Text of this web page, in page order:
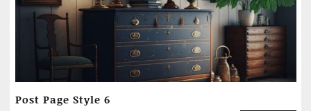
Post Page Style 6